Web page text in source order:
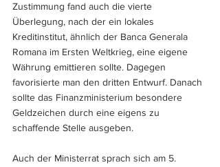
Zustimmung fand auch die vierte
Überlegung, nach der ein lokales
Kreditinstitut, ähnlich der Banca Generala
Romana im Ersten Weltkrieg, eine eigene
Währung emittieren sollte. Dagegen
favorisierte man den dritten Entwurf. Danach
sollte das Finanzministerium besondere
Geldzeichen durch eine eigens zu
schaffende Stelle ausgeben.
Auch der Ministerrat sprach sich am 5.